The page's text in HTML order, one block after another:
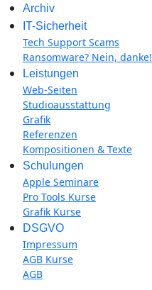
Archiv
IT-Sicherheit
Tech Support Scams
Ransomware? Nein, danke!
Leistungen
Web-Seiten
Studioausstattung
Grafik
Referenzen
Kompositionen & Texte
Schulungen
Apple Seminare
Pro Tools Kurse
Grafik Kurse
DSGVO
Impressum
AGB Kurse
AGB